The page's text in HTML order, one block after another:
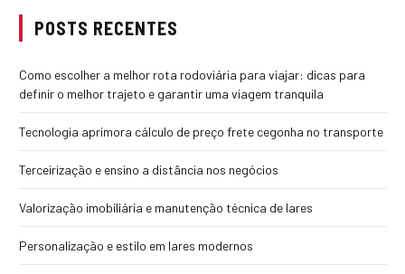
POSTS RECENTES
Como escolher a melhor rota rodoviária para viajar: dicas para
definir o melhor trajeto e garantir uma viagem tranquila
Tecnologia aprimora cálculo de preço frete cegonha no transporte
Terceirização e ensino a distância nos negócios
Valorização imobiliária e manutenção técnica de lares
Personalização e estilo em lares modernos